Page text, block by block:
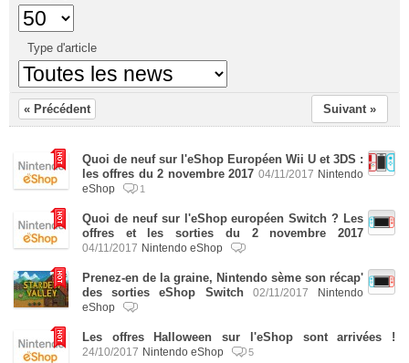
Type d'article
« Précédent Suivant »
Quoi de neuf sur l'eShop Européen Wii U et 3DS :
les offres du 2 novembre 2017 04/11/2017 Nintendo
eShop
1
Quoi de neuf sur l'eShop européen Switch ? Les
offres et les sorties du 2 novembre 2017
04/11/2017 Nintendo eShop
Prenez-en de la graine, Nintendo sème son récap'
des sorties eShop Switch
02/11/2017
Nintendo
eShop
Les offres Halloween sur l'eShop sont arrivées !
24/10/2017 Nintendo eShop 5